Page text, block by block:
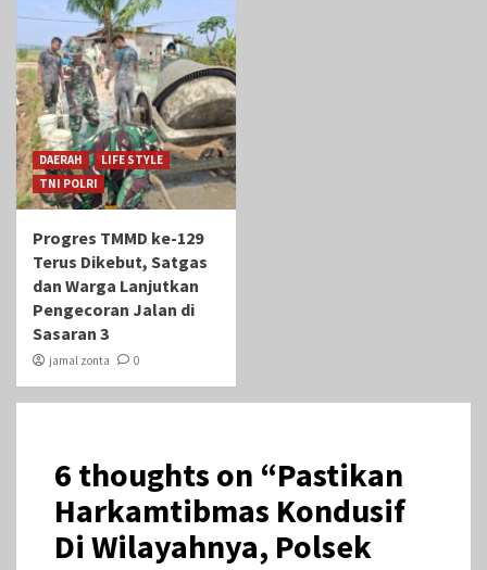
DAERAH
LIFE STYLE
TNI POLRI
Progres TMMD ke-129
Terus Dikebut, Satgas
dan Warga Lanjutkan
Pengecoran Jalan di
Sasaran 3
jamal zonta 0
6 thoughts on “Pastikan
Harkamtibmas Kondusif
Di Wilayahnya, Polsek